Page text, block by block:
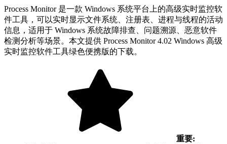
Process Monitor 是一款 Windows 系统平台上的高级实时监控软
件工具，可以实时显示文件系统、注册表、进程与线程的活动
信息，适用于 Windows 系统故障排查、问题溯源、恶意软件
检测分析等场景。本文提供 Process Monitor 4.02 Windows 高级
实时监控软件工具绿色便携版的下载。
重要: